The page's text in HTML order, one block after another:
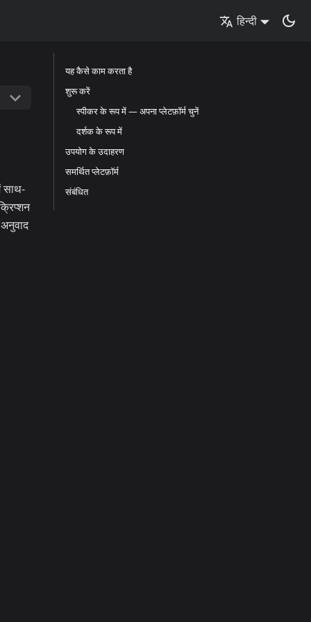
हिन्दी
साथ-
यह कैसे काम करता है
शुरू करें
स्पीकर के रूप में — अपना प्लेटफ़ॉर्म चुनें
दर्शक के रूप में
उपयोग के उदाहरण
समर्थित प्लेटफ़ॉर्म
संबंधित